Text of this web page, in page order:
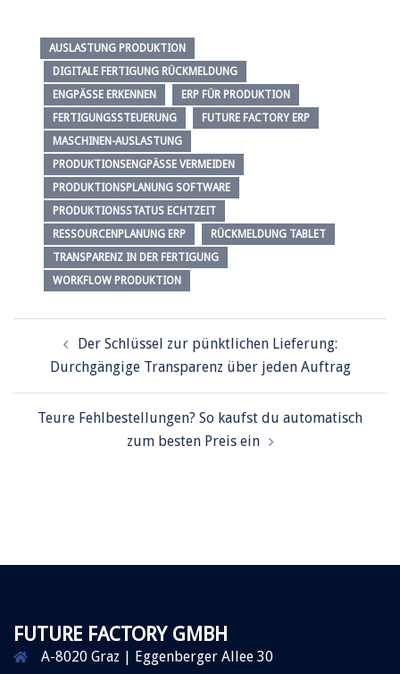
AUSLASTUNG PRODUKTION
DIGITALE FERTIGUNG RÜCKMELDUNG
ENGPÄSSE ERKENNEN
ERP FÜR PRODUKTION
FERTIGUNGSSTEUERUNG
FUTURE FACTORY ERP
MASCHINEN-AUSLASTUNG
PRODUKTIONSENGPÄSSE VERMEIDEN
PRODUKTIONSPLANUNG SOFTWARE
PRODUKTIONSSTATUS ECHTZEIT
RESSOURCENPLANUNG ERP
RÜCKMELDUNG TABLET
TRANSPARENZ IN DER FERTIGUNG
WORKFLOW PRODUKTION
Der Schlüssel zur pünktlichen Lieferung:
Durchgängige Transparenz über jeden Auftrag
Teure Fehlbestellungen? So kaufst du automatisch
zum besten Preis ein
FUTURE FACTORY GMBH
A-8020 Graz | Eggenberger Allee 30